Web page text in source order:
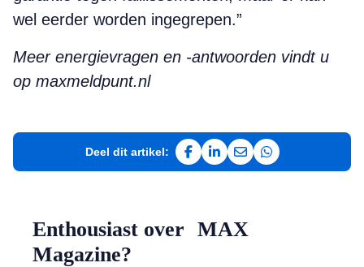
wel eerder worden ingegrepen.”
Meer energievragen en -antwoorden vindt u
op maxmeldpunt.nl
Deel dit artikel:
Deel op Facebook
Deel op LinkedIn
Deel via e-mail
Deel via
Enthousiast over MAX
Magazine?